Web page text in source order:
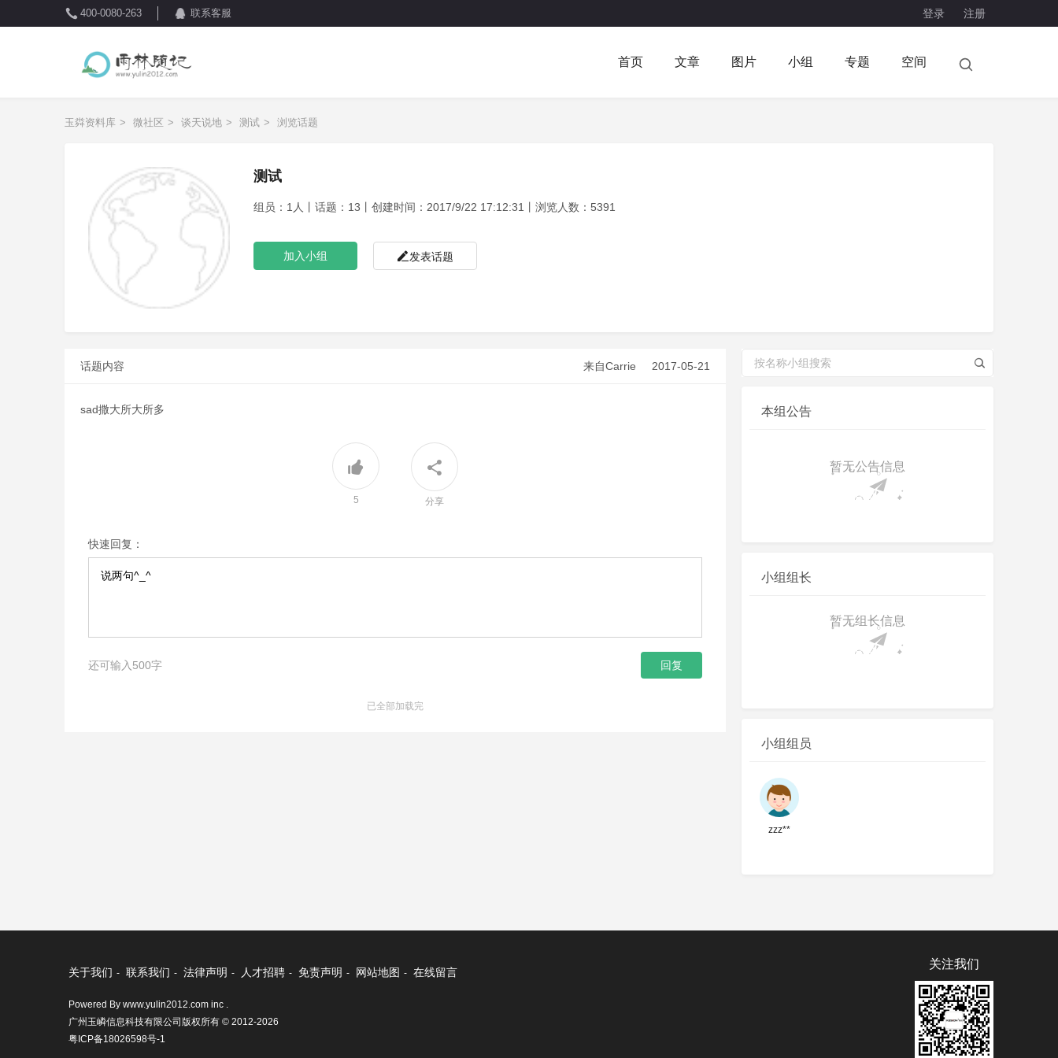
400-0080-263 联系客服 登录 注册
首页 文章 图片 小组 专题 空间
玉粦资料库 > 微社区 > 谈天说地 > 测试 > 浏览话题
测试
组员：1人丨话题：13丨创建时间：2017/9/22 17:12:31丨浏览人数：5391
加入小组 发表话题
话题内容 来自Carrie 2017-05-21
sad撒大所大所多
5 分享
快速回复：
还可输入 500字
已全部加载完
本组公告
暂无公告信息
小组组长
暂无组长信息
小组组员
zzz**
关于我们 - 联系我们 - 法律声明 - 人才招聘 - 免责声明 - 网站地图 - 在线留言
关注我们
Powered By www.yulin2012.com inc .
广州玉嶙信息科技有限公司版权所有 © 2012-2026
粤ICP备18026598号-1